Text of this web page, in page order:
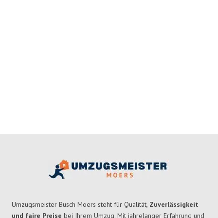
Umzugsmeister Busch Moers steht für Qualität, Zuverlässigkeit
und faire Preise bei Ihrem Umzug. Mit jahrelanger Erfahrung und